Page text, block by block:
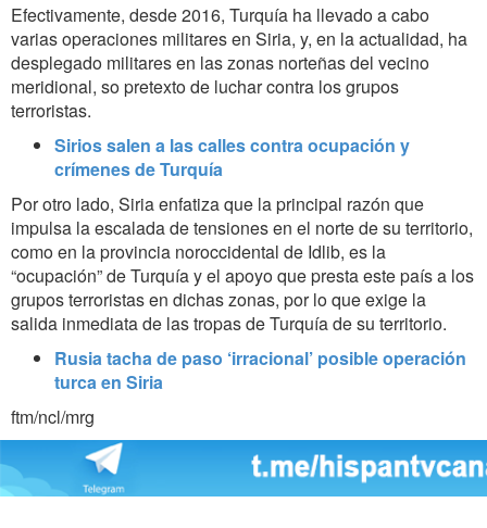
Efectivamente, desde 2016, Turquía ha llevado a cabo
varias operaciones militares en Siria, y, en la actualidad, ha
desplegado militares en las zonas norteñas del vecino
meridional, so pretexto de luchar contra los grupos
terroristas.
Sirios salen a las calles contra ocupación y
crímenes de Turquía
Por otro lado, Siria enfatiza que la principal razón que
impulsa la escalada de tensiones en el norte de su territorio,
como en la provincia noroccidental de Idlib, es la
“ocupación” de Turquía y el apoyo que presta este país a los
grupos terroristas en dichas zonas, por lo que exige la
salida inmediata de las tropas de Turquía de su territorio.
Rusia tacha de paso ‘irracional’ posible operación
turca en Siria
ftm/ncl/mrg